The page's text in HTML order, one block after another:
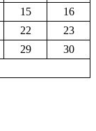
15
16
22
23
29
30